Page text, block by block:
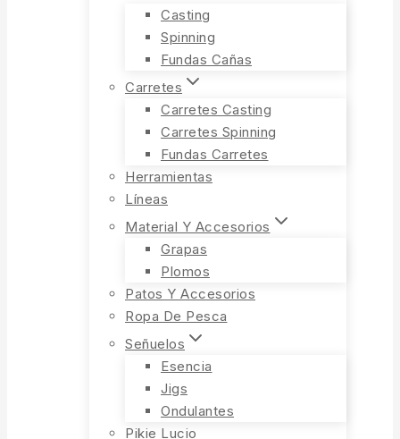
Casting
Spinning
Fundas Cañas
Carretes
Carretes Casting
Carretes Spinning
Fundas Carretes
Herramientas
Líneas
Material Y Accesorios
Grapas
Plomos
Patos Y Accesorios
Ropa De Pesca
Señuelos
Esencia
Jigs
Ondulantes
Pikie Lucio